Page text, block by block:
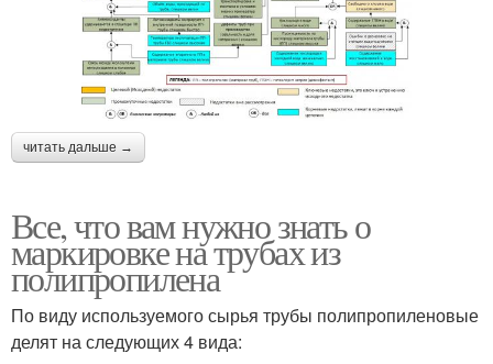
читать дальше →
Все, что вам нужно знать о
маркировке на трубах из
полипропилена
По виду используемого сырья трубы полипропиленовые
делят на следующих 4 вида: